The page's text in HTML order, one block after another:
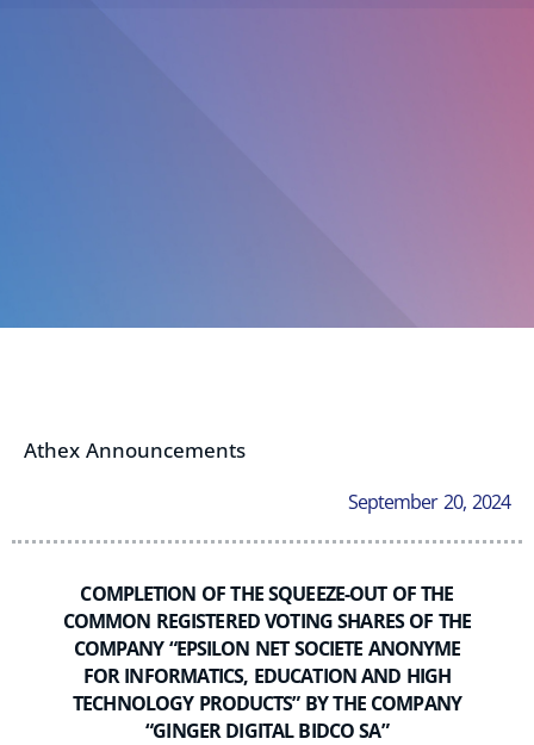
Athex Announcements
September 20, 2024
COMPLETION OF THE SQUEEZE-OUT OF THE
COMMON REGISTERED VOTING SHARES OF THE
COMPANY “EPSILON NET SOCIETE ANONYME
FOR INFORMATICS, EDUCATION AND HIGH
TECHNOLOGY PRODUCTS” BY THE COMPANY
“GINGER DIGITAL BIDCO SA”